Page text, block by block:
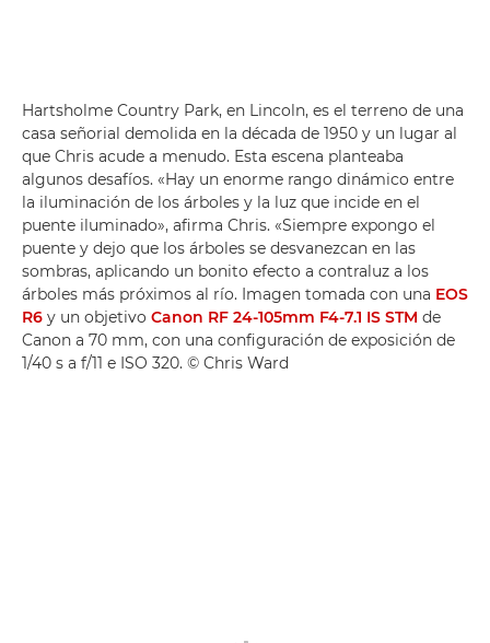
Hartsholme Country Park, en Lincoln, es el terreno de una
casa señorial demolida en la década de 1950 y un lugar al
que Chris acude a menudo. Esta escena planteaba
algunos desafíos. «Hay un enorme rango dinámico entre
la iluminación de los árboles y la luz que incide en el
puente iluminado», afirma Chris. «Siempre expongo el
puente y dejo que los árboles se desvanezcan en las
sombras, aplicando un bonito efecto a contraluz a los
árboles más próximos al río. Imagen tomada con una EOS
R6 y un objetivo Canon RF 24-105mm F4-7.1 IS STM de
Canon a 70 mm, con una configuración de exposición de
1/40 s a f/11 e ISO 320. © Chris Ward